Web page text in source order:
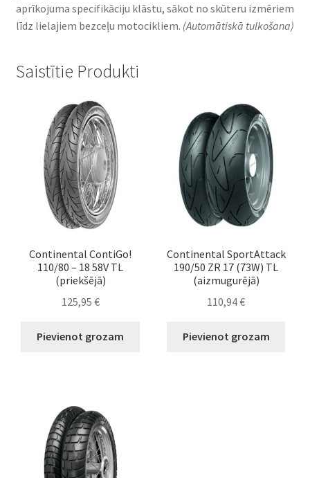
aprīkojuma specifikāciju klāstu, sākot no skūteru izmēriem
līdz lielajiem bezceļu motocikliem. (Automātiskā tulkošana)
Saistītie Produkti
Continental ContiGo!
110/80 – 18 58V TL
(priekšējā)
125,95 €
Pievienot grozam
Continental SportAttack
190/50 ZR 17 (73W) TL
(aizmugurējā)
110,94€
Pievienot grozam